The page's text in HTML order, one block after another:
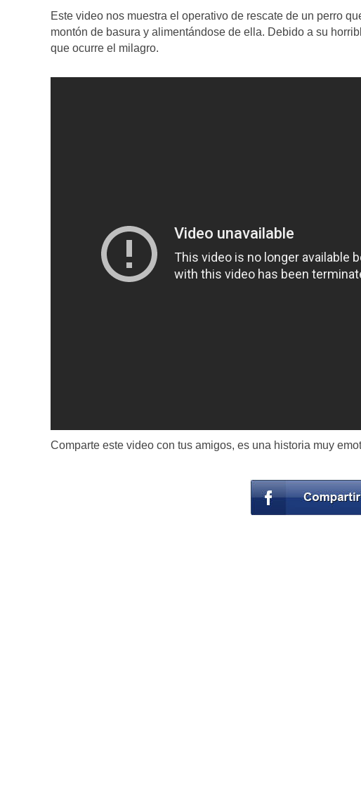
Este video nos muestra el operativo de rescate de un perro
montón de basura y alimentándose de ella. Debido a su
que ocurre el milagro.
Comparte este video con tus amigos, es una historia muy